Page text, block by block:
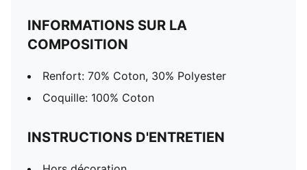
INFORMATIONS SUR LA
COMPOSITION
Renfort: 70% Coton, 30% Polyester
Coquille: 100% Coton
INSTRUCTIONS D'ENTRETIEN